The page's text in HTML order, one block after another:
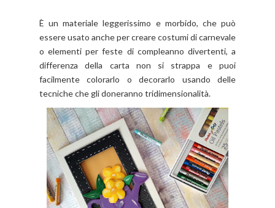
È un materiale leggerissimo e morbido, che può
essere usato anche per creare costumi di carnevale
o elementi per feste di compleanno divertenti, a
differenza della carta non si strappa e puoi
facilmente colorarlo o decorarlo usando delle
tecniche che gli doneranno tridimensionalità.